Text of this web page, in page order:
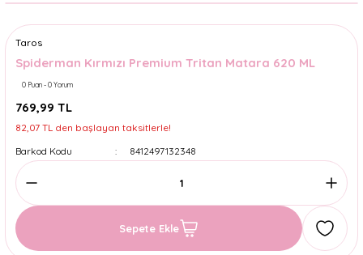
Taros
Spiderman Kırmızı Premium Tritan Matara 620 ML
0 Puan - 0 Yorum
769,99 TL
82,07 TL den başlayan taksitlerle!
Barkod Kodu
8412497132348
Sepete Ekle